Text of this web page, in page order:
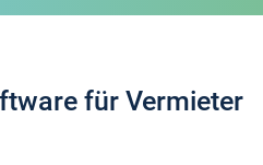
für Vermieter